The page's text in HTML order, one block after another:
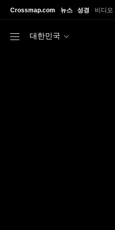
Crossmap.com 뉴스 성경 비디오
대한민국